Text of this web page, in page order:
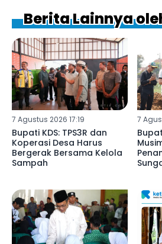
Berita Lainnya
7 Agustus 2026 17:19
Bupati KDS: TPS3R dan
Koperasi Desa Harus
Bergerak Bersama Kelola
Sampah
7